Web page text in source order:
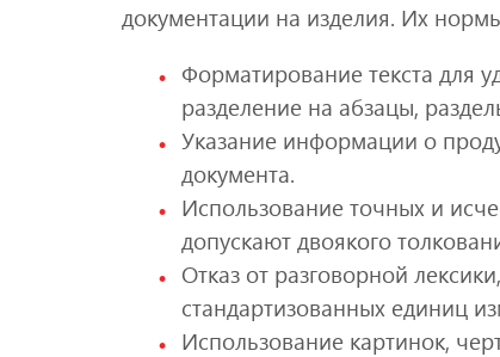
документации на изделия. Их
Форматирование текста для
разделение на абзацы,
Указание информации о
документа.
Использование точных и
допускают двоякого
Отказ от разговорной
стандартизованных единиц
Использование картинок,